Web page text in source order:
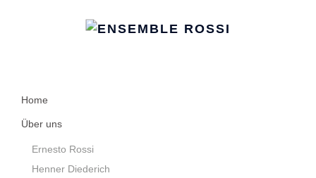
Home
Über uns
Ernesto Rossi
Henner Diederich